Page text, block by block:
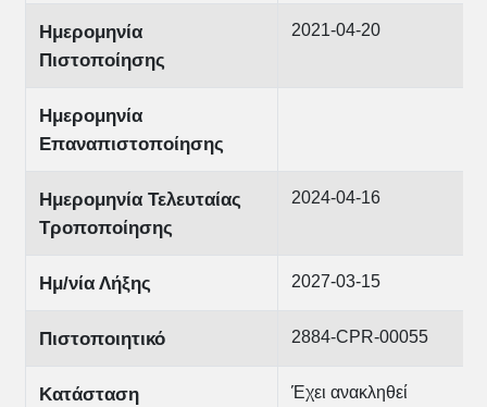
Ημερομηνία
Πιστοποίησης
2021-04-20
Ημερομηνία
Επαναπιστοποίησης
Ημερομηνία Τελευταίας
Τροποποίησης
2024-04-16
Ημ/νία Λήξης 2027-03-15
Πιστοποιητικό 2884-CPR-00055
Κατάσταση Έχει ανακληθεί